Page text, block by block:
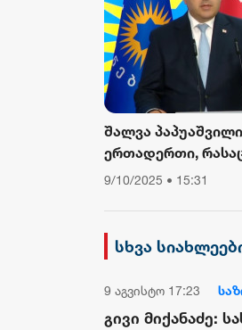
შალვა
ერთადერთი,
საზოგადოება
დამხობის მიზნით
დაორგანიზებული
მხარდაჭერის გამო
9/10/2025 • 15:31
სხვა
9 აგვისტო 17:23
გივი მიქანაძე: